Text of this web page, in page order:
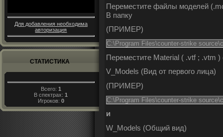
Для добавления необходима
авторизация
СТАТИСТИКА
Всего: 1
В спектрах:1
Игроков: 0
Переместите файлы моделей
В папку
(ПРИМЕР)
C:\Program Files\counter-strike
Переместите Material ( .vtf ; .vtm
V_Models (Вид от первого лица)
(ПРИМЕР)
C:\Program Files\counter-strike
и
W_Models (Общий вид)